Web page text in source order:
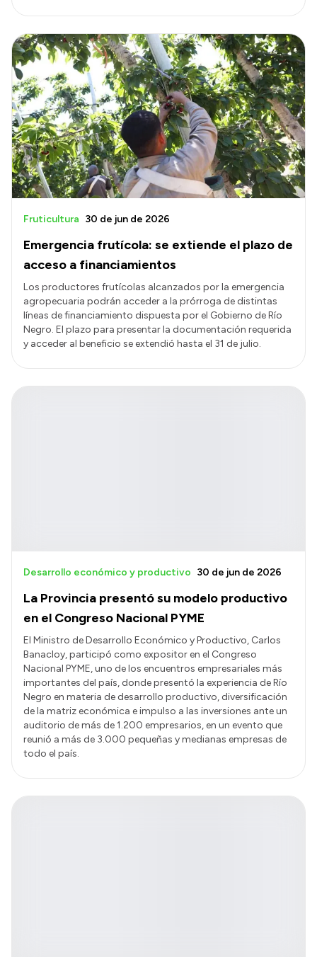
Emergencia frutícola: se extiende el plazo de
acceso a financiamientos
Fruticultura 30 de jun de 2026
Los productores frutícolas alcanzados por la emergencia
agropecuaria podrán acceder a la prórroga de distintas
líneas de financiamiento dispuesta por el Gobierno de Río
Negro. El plazo para presentar la documentación requerida
y acceder al beneficio se extendió hasta el 31 de julio.
La Provincia presentó su modelo productivo
en el Congreso Nacional PYME
Desarrollo económico y productivo 30 de jun de 2026
El Ministro de Desarrollo Económico y Productivo, Carlos
Banacloy, participó como expositor en el Congreso
Nacional PYME, uno de los encuentros empresariales más
importantes del país, donde presentó la experiencia de Río
Negro en materia de desarrollo productivo, diversificación
de la matriz económica e impulso a las inversiones ante un
auditorio de más de 1.200 empresarios, en un evento que
reunió a más de 3.000 pequeñas y medianas empresas de
todo el país.